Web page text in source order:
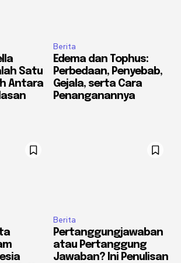
Satu
Antara
Berita
Edema dan Tophus:
Perbedaan, Penyebab,
Gejala, serta Cara
Penanganannya
Berita
Pertanggungjawaban
atau Pertanggung
Jawaban? Ini Penulisan